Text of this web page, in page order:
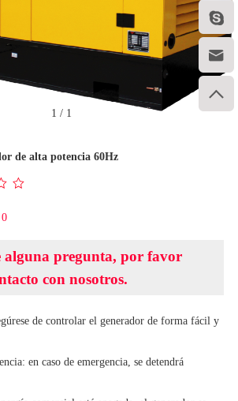



1 / 1
de alta potencia 60Hz
alguna pregunta, por favor
con nosotros.
de controlar el generador de forma fácil y
en caso de emergencia, se detendrá